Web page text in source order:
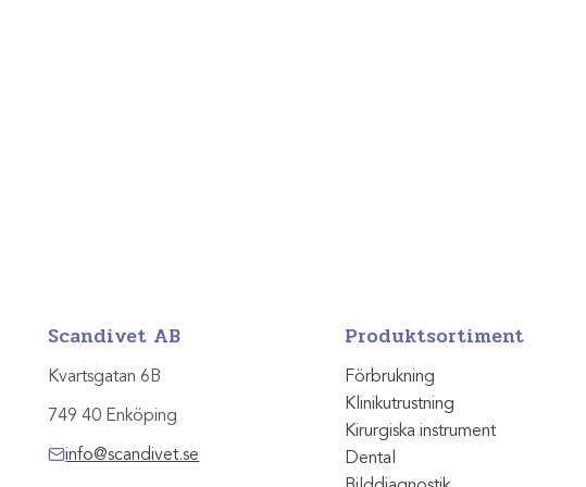
Scandivet AB
Kvartsgatan 6B
749 40 Enköping
info@scandivet.se
Produktsortiment
Förbrukning
Klinikutrustning
Kirurgiska instrument
Dental